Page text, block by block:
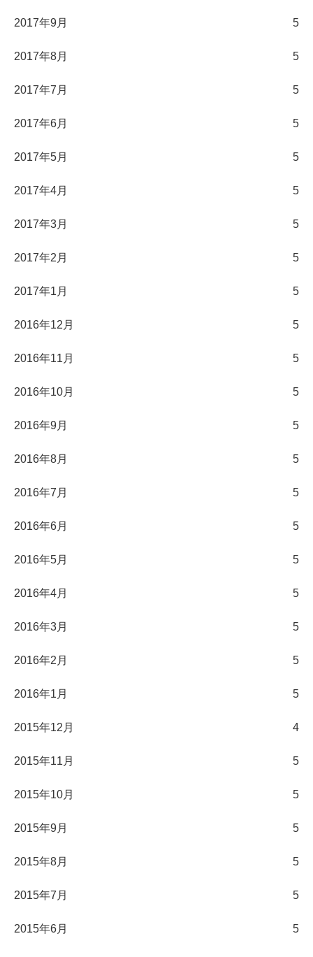
2017年9月 5
2017年8月 5
2017年7月 5
2017年6月 5
2017年5月 5
2017年4月 5
2017年3月 5
2017年2月 5
2017年1月 5
2016年12月 5
2016年11月 5
2016年10月 5
2016年9月 5
2016年8月 5
2016年7月 5
2016年6月 5
2016年5月 5
2016年4月 5
2016年3月 5
2016年2月 5
2016年1月 5
2015年12月 4
2015年11月 5
2015年10月 5
2015年9月 5
2015年8月 5
2015年7月 5
2015年6月 5